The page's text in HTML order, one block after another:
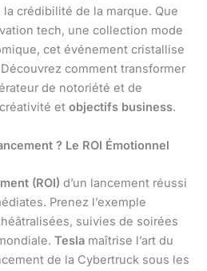
crédibilité de la marque. Que
tech, une collection mode
cet événement cristallise
comment transformer
de notoriété et de
et objectifs business.
? Le ROI Émotionnel
(ROI) d’un lancement réussi
Prenez l’exemple
suivies de soirées
Tesla maîtrise l’art du
de la Cybertruck sous les